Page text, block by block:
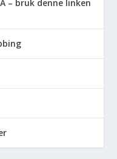
– bruk denne linken